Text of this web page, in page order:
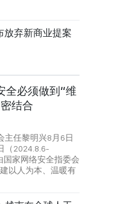
放弃新商业提案
全必须做到“维
结合
主任黎明兴8月6日
（2024.8.6-
国家网络安全指委会
以人为本、温暖有